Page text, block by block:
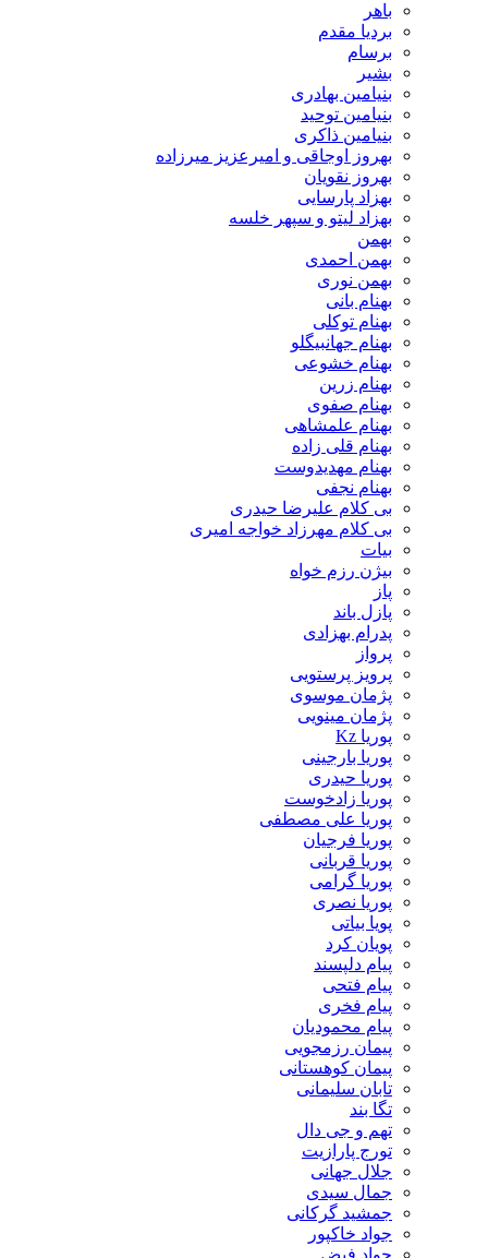
بردیا مقدم
بنیامین بهادری
بنیامین توحید
بنیامین ذاکری
بهروز اوجاقی و امیرعزیز میرزاده
بهروز نقویان
بهزاد پارسایی
بهزاد لیتو و سپهر خلسه
بهمن احمدی
بهمن نوری
بهنام بانی
بهنام توکلی
بهنام جهانبیگلو
بهنام خشوعی
بهنام زرین
بهنام صفوی
بهنام علمشاهی
بهنام قلی زاده
بهنام مهدیدوست
بهنام نجفی
بی کلام علیرضا حیدری
بی کلام مهرزاد خواجه امیری
بیژن رزم خواه
پازل باند
پدرام بهزادی
پرویز پرستویی
پژمان موسوی
پژمان مینویی
پوریا بارجینی
پوریا حیدری
پوریا زادخوست
پوریا علی مصطفی
پوریا فرجیان
پوریا قربانی
پوریا گرامی
پوریا نصری
پویا بیاتی
پویان کرد
پیام دلپسند
پیام فتحی
پیام فخری
پیام محمودیان
پیمان رزمجویی
پیمان کوهستانی
تابان سلیمانی
تهم و جی دال
تورج پارازیت
جلال جهانی
جمال سیدی
جمشید گرکانی
جواد خاکپور
جواد فیض